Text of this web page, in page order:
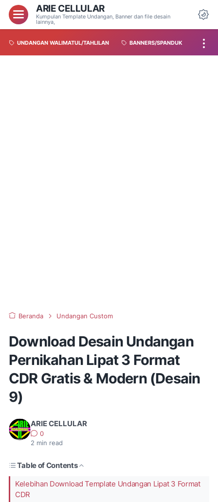
ARIE CELLULAR
Kumpulan Template Undangan, Banner dan file desain
lainnya,
UNDANGAN WALIMATUL/TAHLILAN BANNERS/SPANDUK
Beranda Undangan Custom
Download Desain Undangan
Pernikahan Lipat 3 Format
CDR Gratis & Modern (Desain
9)
ARIE CELLULAR
0
2 min read
Table of Contents
Kelebihan Download Template Undangan Lipat 3 Format
CDR